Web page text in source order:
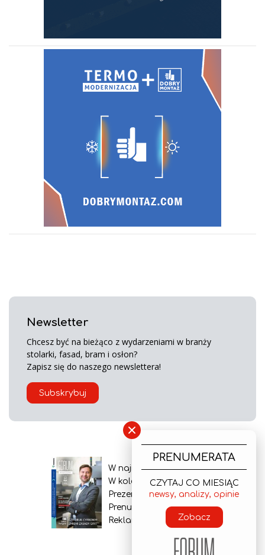
Newsletter
Chcesz być na bieżąco z wydarzeniami w branży
stolarki, fasad, bram i osłon?
Zapisz się do naszego newslettera!
Subskrybuj
W najnowszym wydaniu
W kolejnym numerze
Prezentacja gazety
Prenumerata
Reklama
×
PRENUMERATA
CZYTAJ CO MIESIĄC
newsy, analizy, opinie
Zobacz